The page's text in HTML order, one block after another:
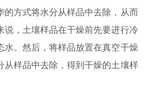
的方式将水分从样品中去除，从而
说，土壤样品在干燥前先要进行冷
水。然后，将样品放置在真空干燥
从样品中去除，得到干燥的土壤样